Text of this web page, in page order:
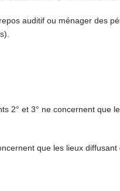
auditif ou ménager des
2° et 3° ne concernent que
que les lieux